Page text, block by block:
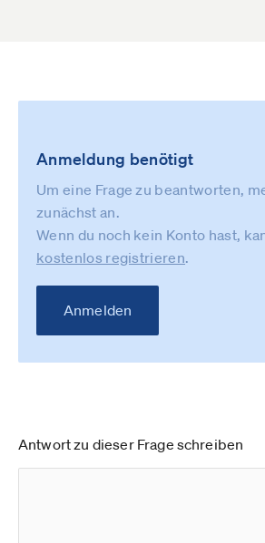
Anmeldung benötigt
Um eine Frage zu beantworten,
zunächst an.
Wenn du noch kein Konto hast,
kostenlos registrieren.
Anmelden
Antwort zu dieser Frage schreiben